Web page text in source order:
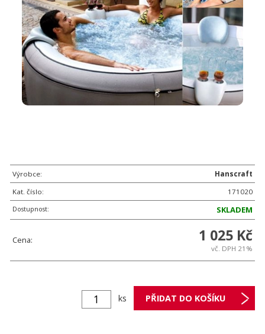
Výrobce:
Hanscraft
Kat. číslo:
171020
Dostupnost:
SKLADEM
Cena: 1 025 Kč
vč. DPH 21%
ks